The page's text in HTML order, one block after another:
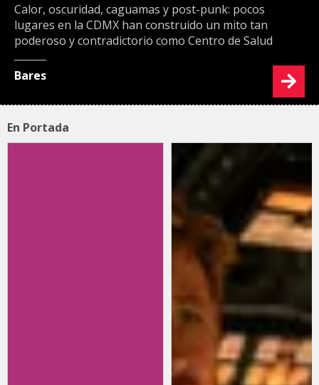
Calor, oscuridad, caguamas y post-punk: pocos
lugares en la CDMX han construido un mito tan
poderoso y contradictorio como Centro de Salud
Bares
En Portada